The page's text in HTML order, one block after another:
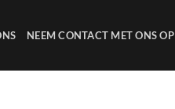
NEEM CONTACT MET ONS OP